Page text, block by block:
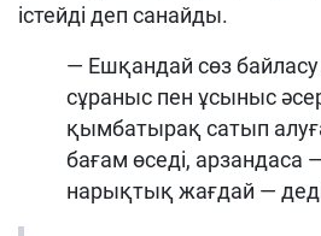
істейді деп санайды.
— Ешқандай сөз
сұраныс пен ұсыныс
қымбатырақ сатып
бағам өседі,
нарықтық жағдай —